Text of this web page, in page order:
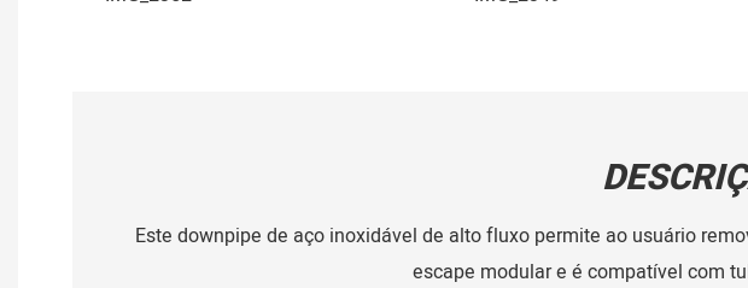
Este downpipe de aço inoxidável de alto fluxo permite ao usuário
escape modular e é compatível com